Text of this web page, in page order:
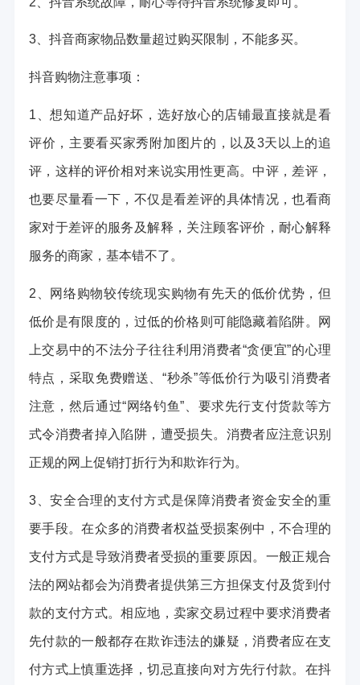
3、抖音商家物品数量超过购买限制，不能多买。
抖音购物注意事项：
1、想知道产品好坏，选好放心的店铺最直接就是看
评价，主要看买家秀附加图片的，以及3天以上的追
评，这样的评价相对来说实用性更高。中评，差评，
也要尽量看一下，不仅是看差评的具体情况，也看商
家对于差评的服务及解释，关注顾客评价，耐心解释
服务的商家，基本错不了。
2、网络购物较传统现实购物有先天的低价优势，但
低价是有限度的，过低的价格则可能隐藏着陷阱。网
上交易中的不法分子往往利用消费者“贪便宜”的心理
特点，采取免费赠送、“秒杀”等低价行为吸引消费者
注意，然后通过“网络钓鱼”、要求先行支付货款等方
式令消费者掉入陷阱，遭受损失。消费者应注意识别
正规的网上促销打折行为和欺诈行为。
3、安全合理的支付方式是保障消费者资金安全的重
要手段。在众多的消费者权益受损案例中，不合理的
支付方式是导致消费者受损的重要原因。一般正规合
法的网站都会为消费者提供第三方担保支付及货到付
款的支付方式。相应地，卖家交易过程中要求消费者
先付款的一般都存在欺诈违法的嫌疑，消费者应在支
付方式上慎重选择，切忌直接向对方先行付款。在抖